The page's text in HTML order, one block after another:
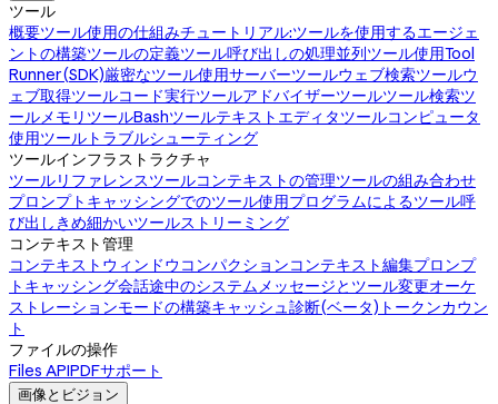
ツール
概要ツール使用の仕組みチュートリアル:ツールを使用するエージェ
ントの構築ツールの定義ツール呼び出しの処理並列ツール使用Tool
Runner(SDK)厳密なツール使用サーバーツールウェブ検索ツールウ
ェブ取得ツールコード実行ツールアドバイザーツールツール検索ツ
ールメモリツールBashツールテキストエディタツールコンピュータ
使用ツール トラブルシューティング
ツールインフラストラクチャ
ツールリファレンスツールコンテキストの管理ツールの組み合わせ
プロンプトキャッシングでのツール使用プログラムによるツール呼
び出し きめ細かいツールストリーミング
コンテキスト管理
コンテキストウィンドウ コンパクションコンテキスト編集プロンプ
トキャッシング会話途中のシステムメッセージとツール変更オーケ
ストレーションモードの構築キャッシュ診断(ベータ) トークンカウン
ト
ファイルの操作
Files APIPDFサポート
画像とビジョン